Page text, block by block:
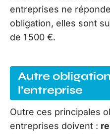
entreprises ne
obligation, elles sont
de 1 500 €.
Autre
l’entreprise
Outre ces principales
entreprises doivent :